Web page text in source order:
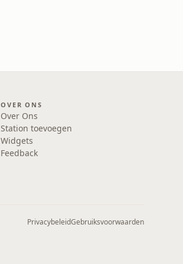
OVER ONS
Over Ons
Station toevoegen
Widgets
Feedback
PrivacybeleidGebruiksvoorwaarden